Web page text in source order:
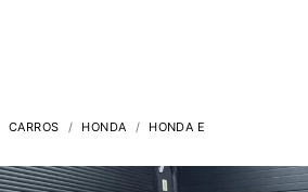
CARROS HONDA HONDA E